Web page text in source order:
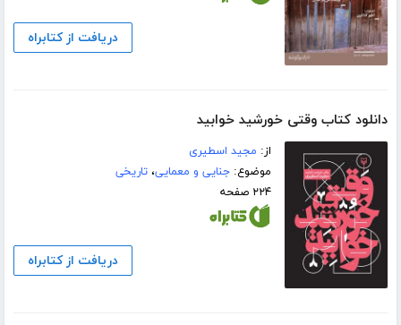
دریافت از کتابراه
دانلود کتاب وقتی خورشید خوابید
از: مجید اسطیری
موضوع:جنایی و معمایی،تاریخی
۲۲۴ صفحه
دریافت از کتابراه